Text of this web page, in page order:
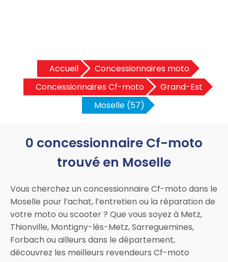
Accueil
Concessionnaires moto
Concessionnaires Cf-moto
Grand-Est
Moselle (57)
0 concessionnaire Cf-moto
trouvé en Moselle
Vous cherchez un concessionnaire Cf-moto dans le
Moselle pour l’achat, l’entretien ou la réparation de
votre moto ou scooter ? Que vous soyez à Metz,
Thionville, Montigny-lès-Metz, Sarreguemines,
Forbach ou ailleurs dans le département,
découvrez les meilleurs revendeurs Cf-moto